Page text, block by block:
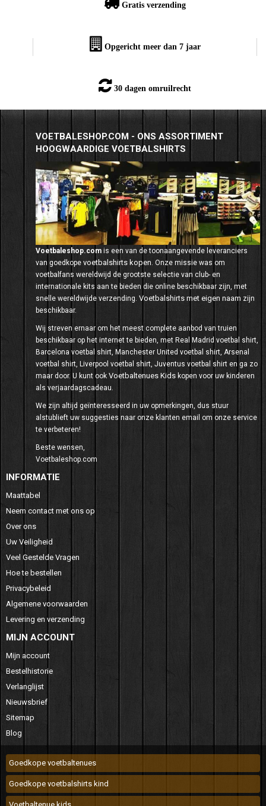
Gratis verzending
Opgericht meer dan 7 jaar
30 dagen omruilrecht
VOETBALESHOP.COM - ONS ASSORTIMENT
HOOGWAARDIGE VOETBALSHIRTS
Voetbaleshop.com is een van de toonaangevende leveranciers
van goedkope voetbalshirts kopen. Onze missie was om
voetbalfans wereldwijd de grootste selectie van club- en
internationale kits aan te bieden die online beschikbaar zijn, met
snelle wereldwijde verzending. Voetbalshirts met eigen naam zijn
beschikbaar.
Wij streven ernaar om het meest complete aanbod van truien
beschikbaar op het internet te bieden, met Real Madrid voetbal shirt,
Barcelona voetbal shirt, Manchester United voetbal shirt, Arsenal
voetbal shirt, Liverpool voetbal shirt, Juventus voetbal shirt en ga zo
maar door. U kunt ook Voetbaltenues Kids kopen voor uw kinderen
als verjaardagscadeau.
We zijn altijd geïnteresseerd in uw opmerkingen, dus stuur
alstublieft uw suggesties naar onze klanten email om onze service
te verbeteren!
Beste wensen,
Voetbaleshop.com
INFORMATIE
Maattabel
Neem contact met ons op
Over ons
Uw Veiligheid
Veel Gestelde Vragen
Hoe te bestellen
Privacybeleid
Algemene voorwaarden
Levering en verzending
MIJN ACCOUNT
Mijn account
Bestelhistorie
Verlanglijst
Nieuwsbrief
Sitemap
Blog
Goedkope voetbaltenues
Goedkope voetbalshirts kind